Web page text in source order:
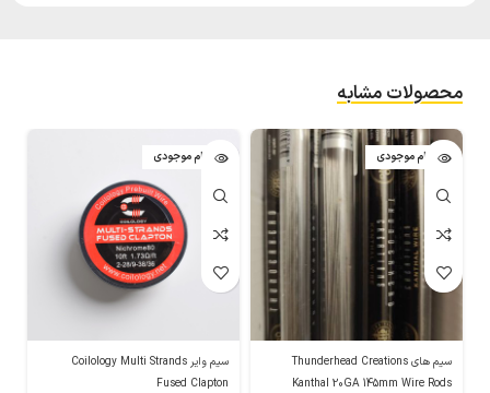
محصولات مشابه
اتمام موجودی
سیم های Thunderhead Creations
Kanthal 20GA 145mm Wire Rods
اتمام موجودی
سیم وایر Coilology Multi Strands
Fused Clapton